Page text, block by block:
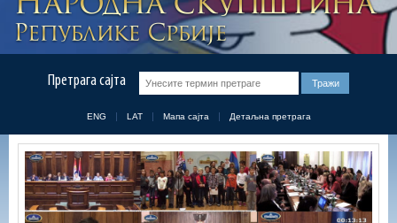
Претрага сајта
ENG LAT Мапа сајта Детаљна претрага